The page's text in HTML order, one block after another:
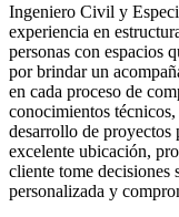
Ingeniero Civil y
experiencia en
personas con espacios
por brindar un
en cada proceso de
conocimientos
desarrollo de proyectos
excelente ubicación,
cliente tome decisiones
personalizada y